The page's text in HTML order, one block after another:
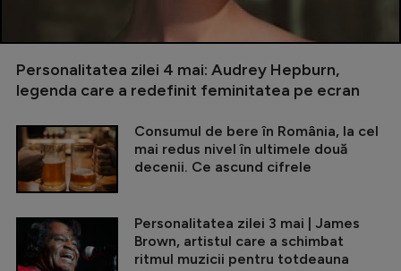
Personalitatea zilei 4 mai: Audrey Hepburn,
legenda care a redefinit feminitatea pe ecran
Consumul de bere în România, la cel
mai redus nivel în ultimele două
decenii. Ce ascund cifrele
Personalitatea zilei 3 mai | James
Brown, artistul care a schimbat
ritmul muzicii pentru totdeauna